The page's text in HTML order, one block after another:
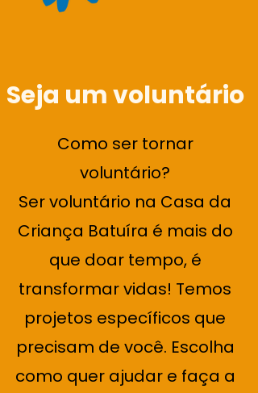
Seja um voluntário
Como ser tornar
voluntário?
Ser voluntário na Casa da
Criança Batuíra é mais do
que doar tempo, é
transformar vidas! Temos
projetos específicos que
precisam de você. Escolha
como quer ajudar e faça a